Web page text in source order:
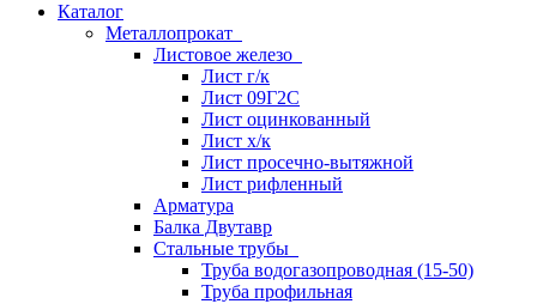
Каталог
Металлопрокат
Листовое железо
Лист г/к
Лист 09Г2С
Лист оцинкованный
Лист х/к
Лист просечно-вытяжной
Лист рифленный
Арматура
Балка Двутавр
Стальные трубы
Труба водогазопроводная (15-50)
Труба профильная